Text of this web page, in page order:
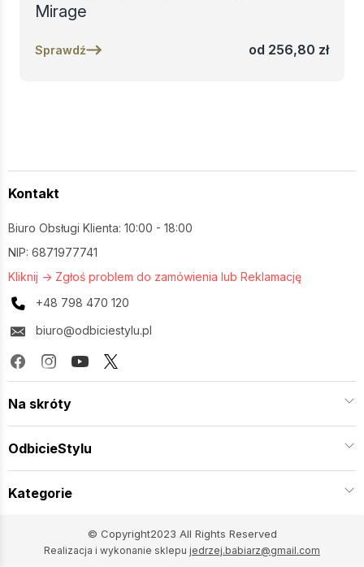
Mirage
Sprawdź od 256,80 zł
Na skróty
OdbicieStylu
Kategorie
Kontakt
Biuro Obsługi Klienta: 10:00 - 18:00
NIP: 6871977741
Kliknij -> Zgłoś problem do zamówienia lub Reklamację
+48 798 470 120
biuro@odbiciestylu.pl
© Copyright2023 All Rights Reserved
Realizacja i wykonanie sklepu jedrzej.babiarz@gmail.com